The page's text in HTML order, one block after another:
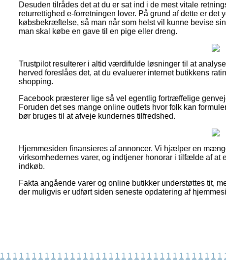
Desuden tilrådes det at du er sat ind i de mest vitale
returrettighed e-forretningen lover. På grund af dette er
købsbekræftelse, så man når som helst vil kunne bevise
man skal købe en gave til en pige eller dreng.
Trustpilot resulterer i altid værdifulde løsninger til at
herved foreslåes det, at du evaluerer internet butikkens
shopping.
Facebook præsterer lige så vel egentlig fortræffelige
Foruden det ses mange online outlets hvor folk kan
bør bruges til at afveje kundernes tilfredshed.
Hjemmesiden finansieres af annoncer. Vi hjælper en
virksomhedernes varer, og indtjener honorar i tilfælde af at
indkøb.
Fakta angående varer og online butikker understøttes tit,
der muligvis er udført siden seneste opdatering af
1 1 1 1 1 1 1 1 1 1 1 1 1 1 1 1 1 1 1 1 1 1 1 1 1 1 1 1 1 1 1 1 1 1 1